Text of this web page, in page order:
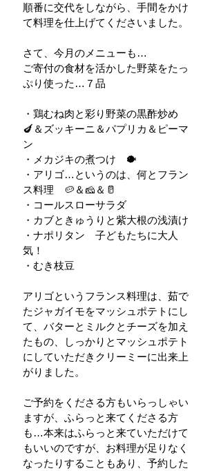
順番に交代をしながら、手間をかけ
て料理を仕上げてくださいました。
さて、今月のメニューも…
ご寄付の食材を活かした野菜をたっ
ぷり使った…７品
・鶏むね肉と彩り野菜の黒酢炒め
🍆＆ズッキーニ＆パプリカ＆ピーマ
ン
・メカジキの煮つけ　🐡
・アリゴ…というのは、何とフラン
ス料理　🥔＆🧀＆🥛
・コールスローサラダ
・カブときゅうりと紫大根の浅漬け
・ナポリタン　子どもたちに大人
気！
・むき枝豆
アリゴというフランス料理は、茹で
たジャガイモをマッシュポテトにし
て、バターとミルクとチーズを加え
たもの、しっかりとマッシュポテト
にしていただきクリーミーに出来上
がりました。
ご予約をくださる方もいらっしゃい
ますが、ふらっと来てくださる方
も…本来はふらっと来ていただけて
もいいのですが、お料理が足りなく
なったりすることもあり、予約した